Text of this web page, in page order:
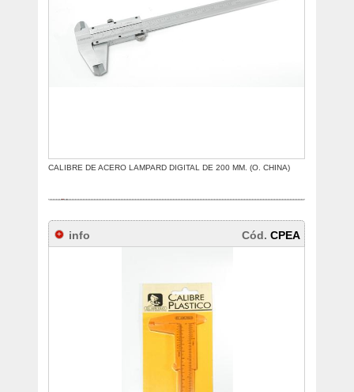
CALIBRE DE ACERO LAMPARD DIGITAL DE 200 MM. (O. CHINA)
info Cód.CPEA